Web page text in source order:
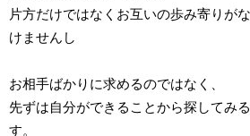
片方だけではなくお互いの歩み寄りが
けませんし
お相手ばかりに求めるのではなく、
先ずは自分ができることから探してみ
す。